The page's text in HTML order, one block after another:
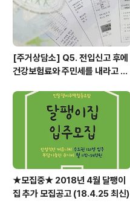
[주거상담소] Q5. 전입신고 후에
건강보험료와 주민세를 내라고 고
★모집중★ 2018년 4월 달팽이
집 추가 모집공고 (18.4.25 최신)